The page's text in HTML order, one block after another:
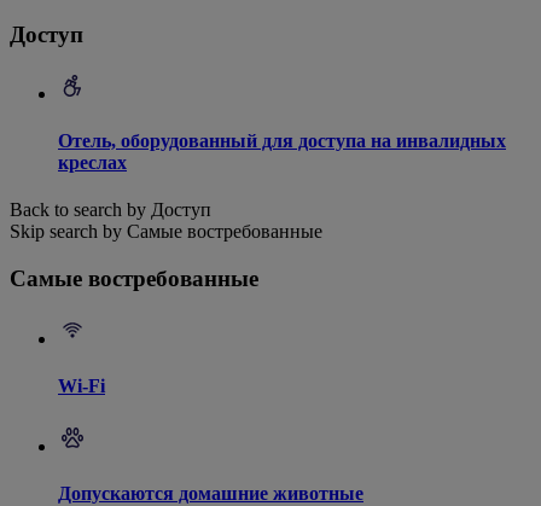
Доступ
Отель, оборудованный для доступа на инвалидных
креслах
Back to search by Доступ
Skip search by Самые востребованные
Самые востребованные
Wi-Fi
Допускаются домашние животные